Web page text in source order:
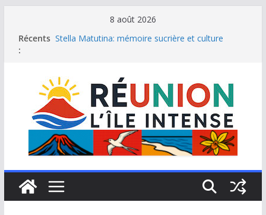
contenu
8 août 2026
Récents
:
Stella Matutina: mémoire sucrière et culture
Une journée de détente à l’Hôtel Iloha à Saint Leu
Le samoussa de La Réunion, emblème de l’île
intense
Le Musée du sel de Saint Leu: site culturel à
découvrir